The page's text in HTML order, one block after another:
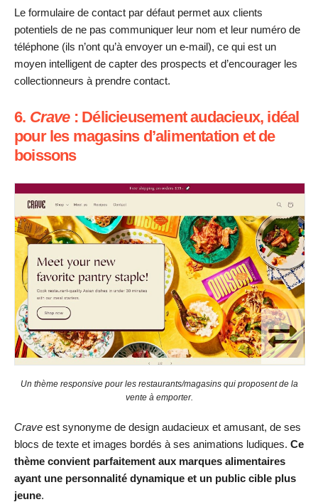
Le formulaire de contact par défaut permet aux clients
potentiels de ne pas communiquer leur nom et leur numéro de
téléphone (ils n’ont qu’à envoyer un e-mail), ce qui est un
moyen intelligent de capter des prospects et d’encourager les
collectionneurs à prendre contact.
6. Crave: Délicieusement audacieux, idéal
pour les magasins d’alimentation et de
boissons
Un thème responsive pour les restaurants/magasins qui proposent de la
vente à emporter.
Crave est synonyme de design audacieux et amusant, de ses
blocs de texte et images bordés à ses animations ludiques. Ce
thème convient parfaitement aux marques alimentaires
ayant une personnalité dynamique et un public cible plus
jeune.